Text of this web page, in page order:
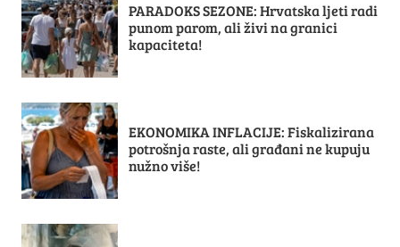
PARADOKS SEZONE: Hrvatska ljeti radi
punom parom, ali živi na granici
kapaciteta!
EKONOMIKA INFLACIJE: Fiskalizirana
potrošnja raste, ali građani ne kupuju
nužno više!